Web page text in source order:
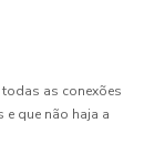
as conexões
que não haja a